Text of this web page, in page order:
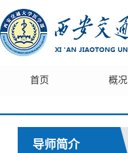
首页 概况
导师简介